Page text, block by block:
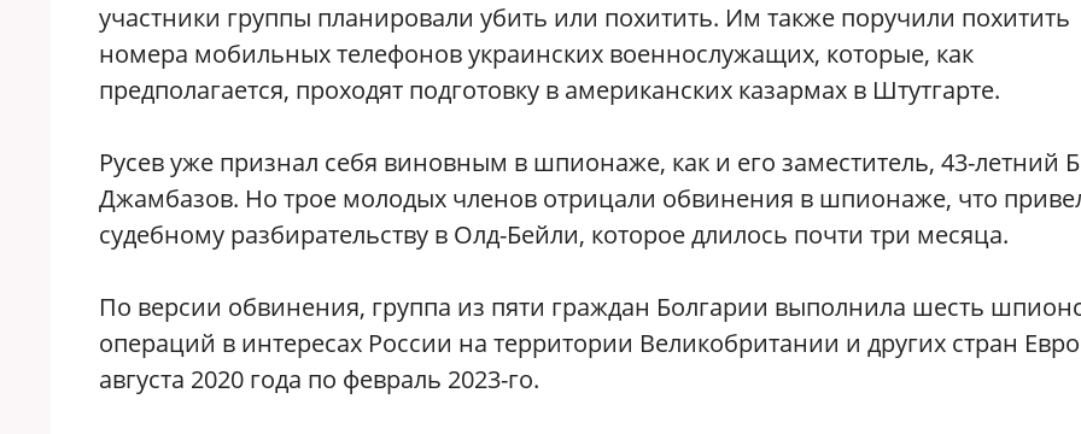
участники группы планировали убить или похитить. Им также поручили похитить
номера мобильных телефонов украинских военнослужащих, которые, как
предполагается, проходят подготовку в американских казармах в Штутгарте.
Русев уже признал себя виновным в шпионаже, как и его заместитель, 43-летний
Джамбазов. Но трое молодых членов отрицали обвинения в шпионаже, что
судебному разбирательству в Олд-Бейли, которое длилось почти три месяца.
По версии обвинения, группа из пяти граждан Болгарии выполнила шесть
операций в интересах России на территории Великобритании и других стран
августа 2020 года по февраль 2023-го.